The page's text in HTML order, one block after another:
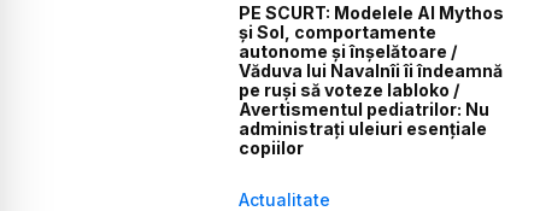
PE SCURT: Modelele AI Mythos
și Sol, comportamente
autonome și înșelătoare /
Văduva lui Navalnîi îi îndeamnă
pe ruși să voteze Iabloko /
Avertismentul pediatrilor: Nu
administrați uleiuri esențiale
copiilor
Actualitate